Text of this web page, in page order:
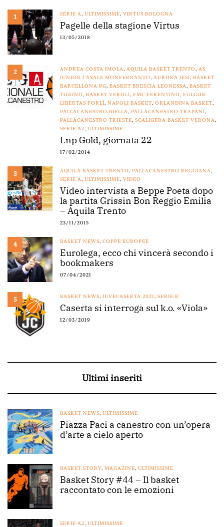
1 SERIE A, ULTIMISSIME, VIRTUS BOLOGNA
Pagelle della stagione Virtus
13/05/2018
2 ANDREA COSTA IMOLA, AQUILA BASKET TRENTO, AS
JUNIOR CASALE MONFERRANTO, AURORA JESI, BASKET
BARCELLONA PG, BASKET BRESCIA LEONESSA, BASKET
TORINO, BASKET VEROLI, FMC FERENTINO, FULGOR
LIBERTAS FORLÌ, NAPOLI BASKET, ORLANDINA BASKET,
PALLACANESTRO BIELLA, PALLACANESTRO TRAPANI,
PALLACANESTRO TRIESTE, SCALIGERA BASKET VERONA,
SERIE A2, ULTIMISSIME
Lnp Gold, giornata 22
17/02/2014
3 AQUILA BASKET TRENTO, PALLACANESTRO REGGIANA,
SERIE A, ULTIMISSIME, VIDEO
Video intervista a Beppe Poeta dopo
la partita Grissin Bon Reggio Emilia
– Aquila Trento
23/11/2015
4 BASKET NEWS, COPPE EUROPEE
Eurolega, ecco chi vincerà secondo i
bookmakers
07/04/2021
5 BASKET NEWS, JUVECASERTA 2021, SERIE B
Caserta si interroga sul k.o. «Viola»
12/03/2019
Ultimi inseriti
BASKET NEWS, ULTIMISSIME
Piazza Paci a canestro con un’opera
d’arte a cielo aperto
BASKET STORY, MAGAZINE, ULTIMISSIME
Basket Story #44 – Il basket
raccontato con le emozioni
SERIE A2, ULTIMISSIME